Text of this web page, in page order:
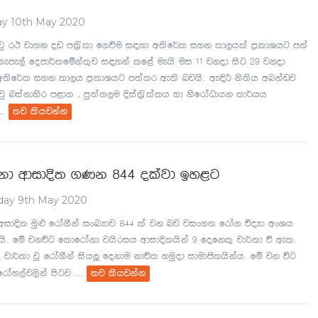
10th May 2020
r: jdyk ov m;%sld f.úu i|yd w;sf¾l iyk ld,hla m%ldYhg m;a
fomd¾;fïka;=j i|yka lf<a uehs ui 11 jkod isg 29 jkod
iyk ld,h m%ldYhg m;alr we;s njhs' we¢ß ks;sh wLkavj
niakdysr m<d; " mq;a;,u Èia;%slalh yd ksfrdaOdhk ld¾hh
;j lshjkak
wdidÈ; .Kk 844 olajd by<g
9th May 2020
uq¿ frda.Ska ixLHdj 844 la jk nj jix.; frda. úoHd wxYh
fï jkúg fldfrdakd jhsrih wdidÈ;hska 9 fofkl= jd¾;d ù we;'
jd¾;d jQ frda.Ska ishÆ fokdu kdúl yuqod idudðlhskah' fï jk úg
msgj
;j lshjkak